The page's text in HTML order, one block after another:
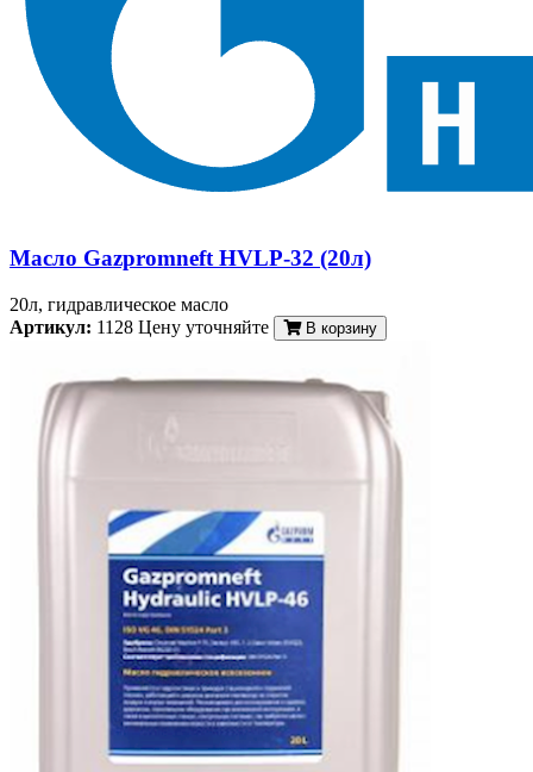
Масло Gazpromneft HVLP-32 (20л)
20л, гидравлическое масло
Артикул: 1128 Цену уточняйте В корзину